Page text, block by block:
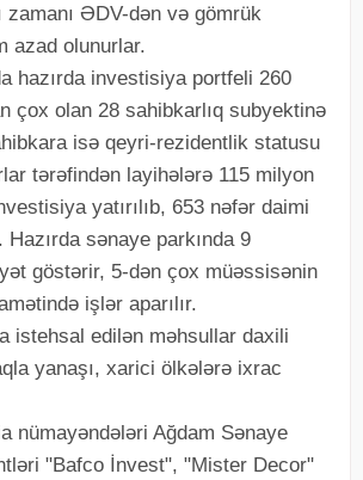
zamanı ƏDV-dən və gömrük
azad olunurlar.
hazırda investisiya portfeli 260
çox olan 28 sahibkarlıq subyektinə
isə qeyri-rezidentlik statusu
tərəfindən layihələrə 115 milyon
yatırılıb, 653 nəfər daimi
sənaye parkında 9
göstərir, 5-dən çox müəssisənin
işlər aparılır.
istehsal edilən məhsullar daxili
yanaşı, xarici ölkələrə ixrac
nümayəndələri Ağdam Sənaye
"Bafco İnvest", "Mister Decor"